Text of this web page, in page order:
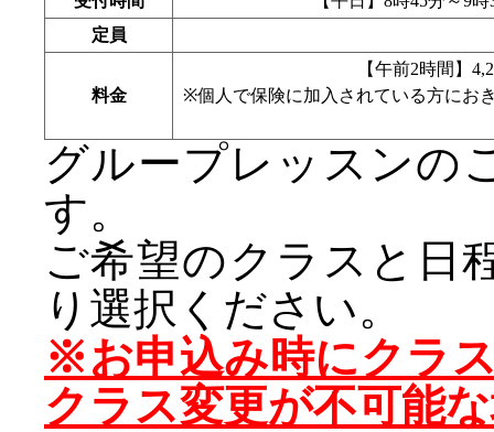
定員
料金
【午前2時間】
※個人で保険に加入されている方にお
グループレッスンの
す。
ご希望のクラスと日
り選択ください。
※お申込み時にクラ
クラス変更が不可能